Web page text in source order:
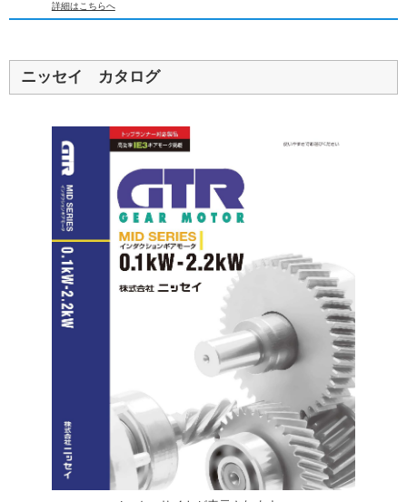
詳細はこちらへ
ニッセイ カタログ